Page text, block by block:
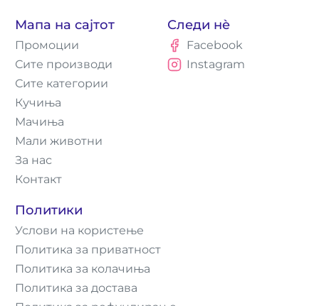
Мапа на сајтот
Промоции
Сите производи
Сите категории
Кучиња
Мачиња
Мали животни
За нас
Контакт
Политики
Услови на користење
Политика за приватност
Политика за колачиња
Политика за достава
Следи нè
Facebook
Instagram